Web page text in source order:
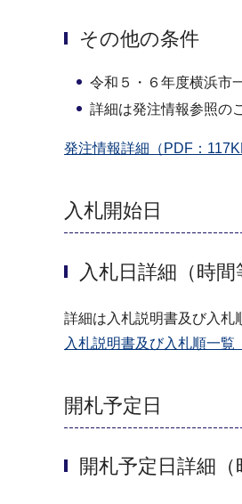
その他の条件
令和５・６年度横浜市
詳細は発注情報参照の
発注情報詳細（PDF：
入札開始日
入札日詳細（時間
詳細は入札説明書及び入札
入札説明書及び入札順一覧
開札予定日
開札予定日詳細（